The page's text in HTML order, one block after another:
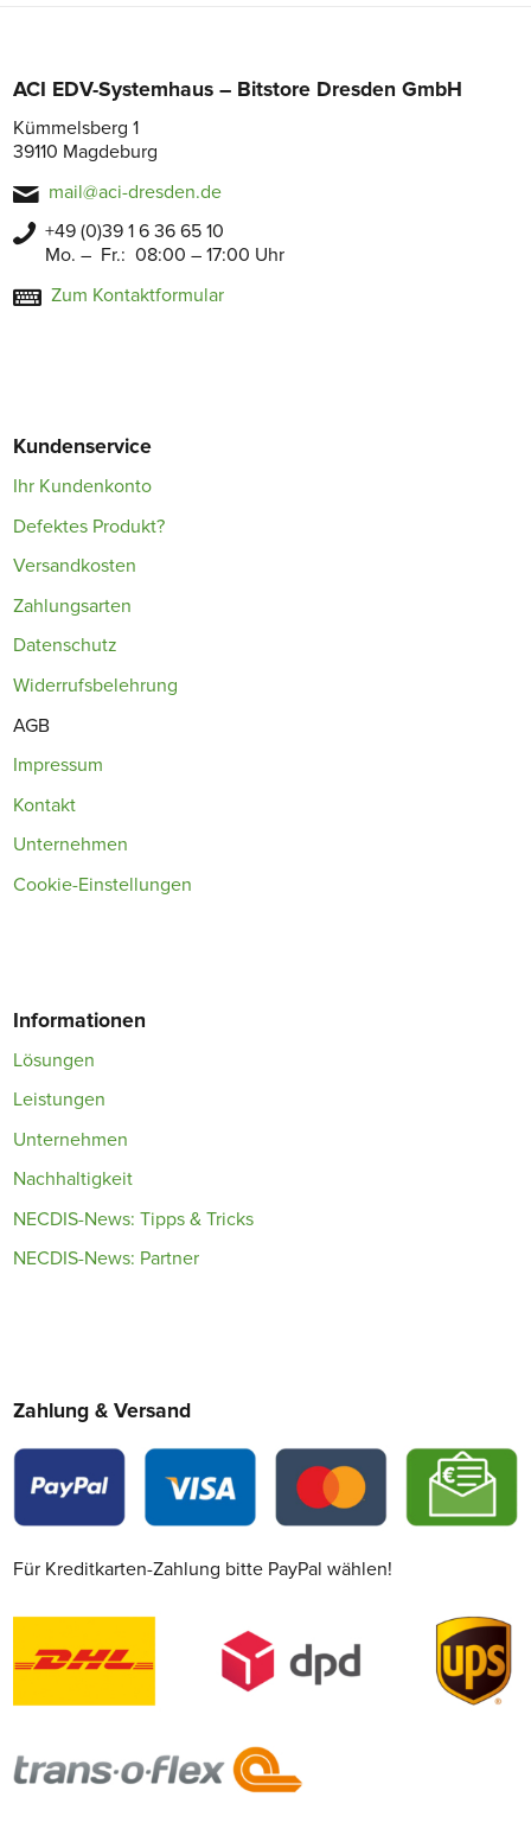
ACI EDV-Systemhaus – Bitstore Dresden GmbH
Kümmelsberg 1
39110 Magdeburg
mail@aci-dresden.de
+49 (0)39 1 6 36 65 10
Mo. – Fr.: 08:00 – 17:00 Uhr
Zum Kontaktformular
Kundenservice
Ihr Kundenkonto
Defektes Produkt?
Versandkosten
Zahlungsarten
Datenschutz
Widerrufsbelehrung
AGB
Impressum
Kontakt
Unternehmen
Cookie-Einstellungen
Informationen
Lösungen
Leistungen
Unternehmen
Nachhaltigkeit
NECDIS-News: Tipps & Tricks
NECDIS-News: Partner
Zahlung & Versand
Für Kreditkarten-Zahlung bitte PayPal wählen!